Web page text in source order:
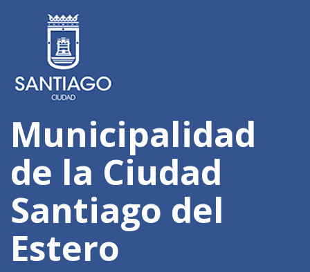
Municipalidad
de la Ciudad
Santiago del
Estero